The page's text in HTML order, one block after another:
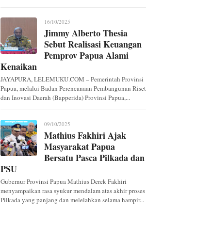
16/10/2025
Jimmy Alberto Thesia
Sebut Realisasi Keuangan
Pemprov Papua Alami
Kenaikan
JAYAPURA, LELEMUKU.COM – Pemerintah Provinsi
Papua, melalui Badan Perencanaan Pembangunan Riset
dan Inovasi Daerah (Bapperida) Provinsi Papua,...
09/10/2025
Mathius Fakhiri Ajak
Masyarakat Papua
Bersatu Pasca Pilkada dan
PSU
Gubernur Provinsi Papua Mathius Derek Fakhiri
menyampaikan rasa syukur mendalam atas akhir proses
Pilkada yang panjang dan melelahkan selama hampir...